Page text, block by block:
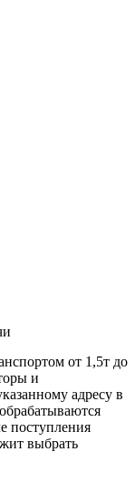
от 1,5т до
и
адресу в
поступления
выбрать